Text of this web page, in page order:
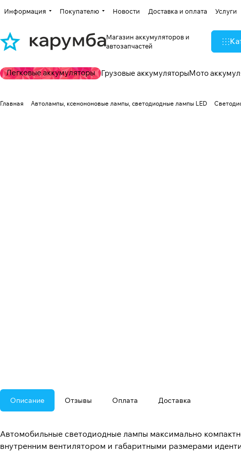
Информация Покупателю Новости Доставка и оплата Услуги
Магазин аккумуляторов и
автозапчастей
Легковые аккумуляторы Грузовые аккумуляторыМото
Главная Автолампы, ксенононовые лампы, светодиодные лампы LED
Описание Отзывы Оплата Доставка
Автомобильные светодиодные лампы максимально
внутренним вентилятором и габаритными размерами